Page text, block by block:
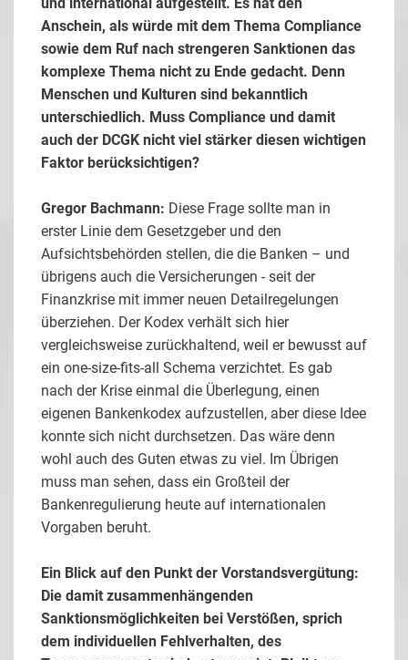
Anschein, als würde mit dem Thema Compliance
sowie dem Ruf nach strengeren Sanktionen das
komplexe Thema nicht zu Ende gedacht. Denn
Menschen und Kulturen sind bekanntlich
unterschiedlich. Muss Compliance und damit
auch der DCGK nicht viel stärker diesen wichtigen
Faktor berücksichtigen?
Gregor Bachmann: Diese Frage sollte man in
erster Linie dem Gesetzgeber und den
Aufsichtsbehörden stellen, die die Banken – und
übrigens auch die Versicherungen - seit der
Finanzkrise mit immer neuen Detailregelungen
überziehen. Der Kodex verhält sich hier
vergleichsweise zurückhaltend, weil er bewusst auf
ein one-size-fits-all Schema verzichtet. Es gab
nach der Krise einmal die Überlegung, einen
eigenen Bankenkodex aufzustellen, aber diese Idee
konnte sich nicht durchsetzen. Das wäre denn
wohl auch des Guten etwas zu viel. Im Übrigen
muss man sehen, dass ein Großteil der
Bankenregulierung heute auf internationalen
Vorgaben beruht.
Ein Blick auf den Punkt der Vorstandsvergütung:
Die damit zusammenhängenden
Sanktionsmöglichkeiten bei Verstößen, sprich
dem individuellen Fehlverhalten, des